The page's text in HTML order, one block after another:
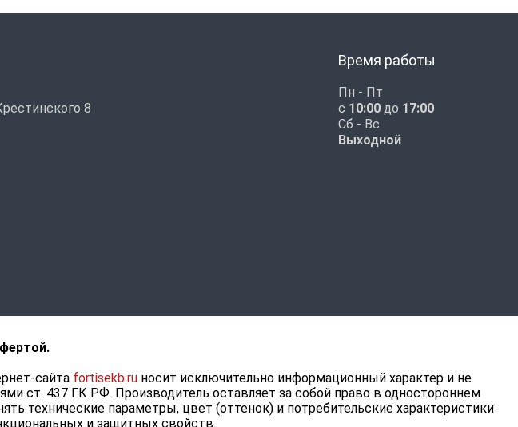
8
Время работы
Пн - Пт
с 10:00 до 17:00
Сб - Вс
Выходной
сайта fortisekb.ruносит исключительно информационный характер и не
ст. 437 ГК РФ. Производитель оставляет за собой право в одностороннем
технические параметры, цвет (оттенок) и потребительские характеристики
и защитных свойств.